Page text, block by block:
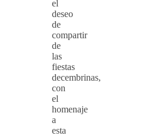
el
deseo
de
compartir
de
las
fiestas
decembrinas,
con
el
homenaje
a
esta